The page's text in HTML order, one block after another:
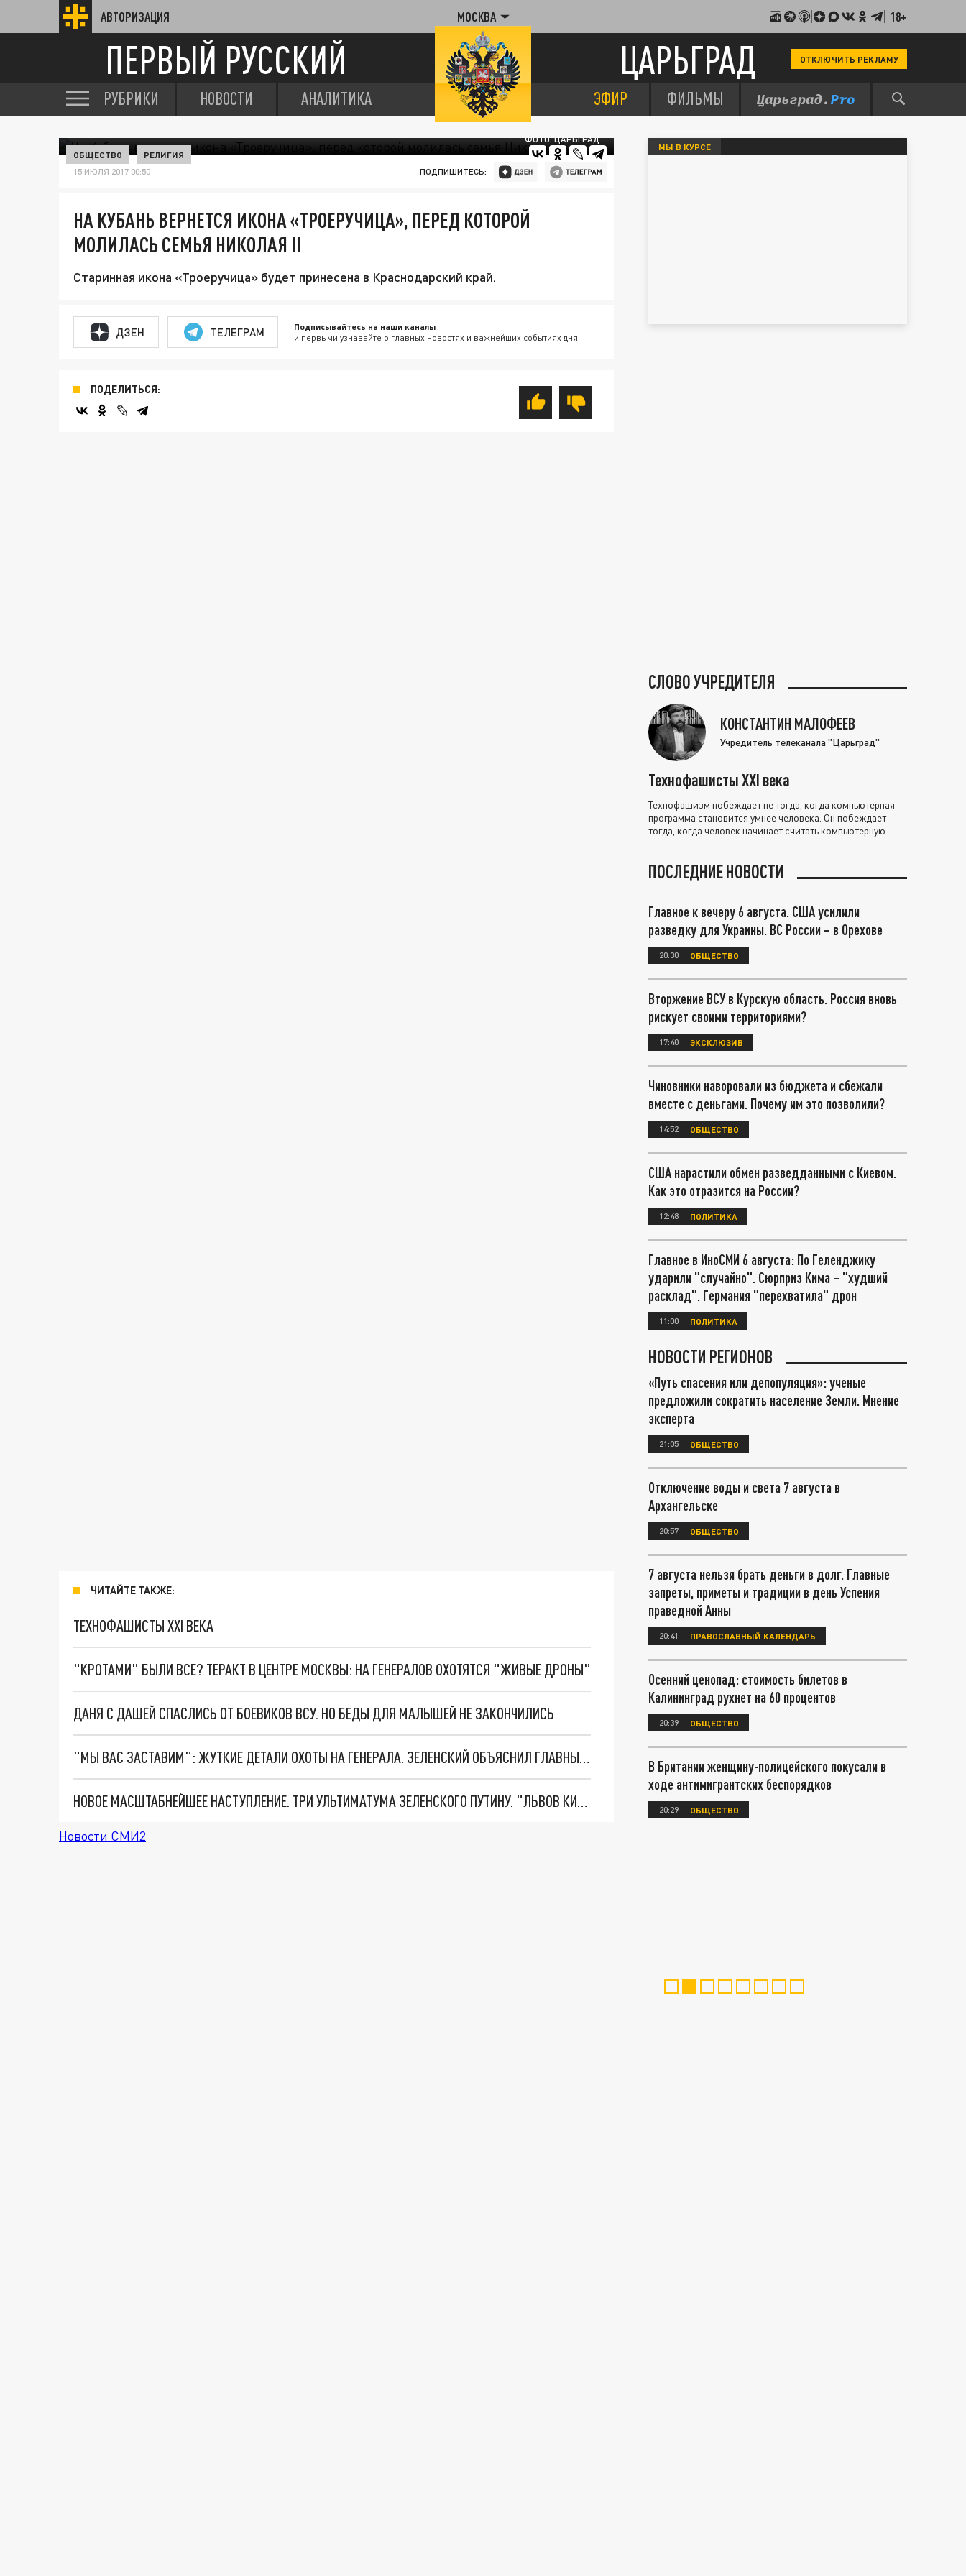
АВТОРИЗАЦИЯ МОСКВА 18+
ПЕРВЫЙ РУССКИЙ ЦАРЬГРАД ОТКЛЮЧИТЬ РЕКЛАМУ
РУБРИКИ НОВОСТИ АНАЛИТИКА ЭФИР ФИЛЬМЫ
ФОТО: ЦАРЬГРАД
ОБЩЕСТВО РЕЛИГИЯ
15 ИЮЛЯ 2017 00:50 ПОДПИШИТЕСЬ:
НА КУБАНЬ ВЕРНЕТСЯ ИКОНА «ТРОЕРУЧИЦА», ПЕРЕД КОТОРОЙ
МОЛИЛАСЬ СЕМЬЯ НИКОЛАЯ II
Старинная икона «Троеручица» будет принесена в Краснодарский край.
ДЗЕН ТЕЛЕГРАМ Подписывайтесь на наши каналы
и первыми узнавайте о главных новостях и важнейших событиях дня.
ПОДЕЛИТЬСЯ:
ЧИТАЙТЕ ТАКЖЕ:
ТЕХНОФАШИСТЫ XXI ВЕКА
"КРОТАМИ" БЫЛИ ВСЕ? ТЕРАКТ В ЦЕНТРЕ МОСКВЫ: НА ГЕНЕРАЛОВ ОХОТЯТСЯ "ЖИВЫЕ ДРОНЫ"
ДАНЯ С ДАШЕЙ СПАСЛИСЬ ОТ БОЕВИКОВ ВСУ. НО БЕДЫ ДЛЯ МАЛЫШЕЙ НЕ ЗАКОНЧИЛИСЬ
"МЫ ВАС ЗАСТАВИМ": ЖУТКИЕ ДЕТАЛИ ОХОТЫ НА ГЕНЕРАЛА. ЗЕЛЕНСКИЙ ОБЪЯСНИЛ ГЛАВНЫЙ СМЫСЛ ТЕРАКТА В ЦЕНТРЕ МОСКВЫ
НОВОЕ МАСШТАБНЕЙШЕЕ НАСТУПЛЕНИЕ. ТРИ УЛЬТИМАТУМА ЗЕЛЕНСКОГО ПУТИНУ. "ЛЬВОВ КИМА" ПОСТАВЯТ НА ПВО? ГЛОБАЛЬНЫЙ ПРОРЫВ ПОД ЗАПОРОЖЬЕМ
Новости СМИ2
МЫ В КУРСЕ
СЛОВО УЧРЕДИТЕЛЯ
КОНСТАНТИН МАЛОФЕЕВ
Учредитель телеканала "Царьград"
Технофашисты XXI века
Технофашизм побеждает не тогда, когда компьютерная
программа становится умнее человека. Он побеждает
тогда, когда человек начинает считать компьютерную
ПОСЛЕДНИЕ НОВОСТИ
Главное к вечеру 6 августа. США усилили
разведку для Украины. ВС России – в Орехове
20:30 ОБЩЕСТВО
Вторжение ВСУ в Курскую область. Россия вновь
рискует своими территориями?
17:40 ЭКСКЛЮЗИВ
Чиновники наворовали из бюджета и сбежали
вместе с деньгами. Почему им это позволили?
14:52 ОБЩЕСТВО
США нарастили обмен разведданными с Киевом.
Как это отразится на России?
12:48 ПОЛИТИКА
Главное в ИноСМИ 6 августа: По Геленджику
ударили "случайно". Сюрприз Кима – "худший
расклад". Германия "перехватила" дрон
11:00 ПОЛИТИКА
НОВОСТИ РЕГИОНОВ
«Путь спасения или депопуляция»: ученые
предложили сократить население Земли. Мнение
эксперта
21:05 ОБЩЕСТВО
Отключение воды и света 7 августа в
Архангельске
20:57 ОБЩЕСТВО
7 августа нельзя брать деньги в долг. Главные
запреты, приметы и традиции в день Успения
праведной Анны
20:41 ПРАВОСЛАВНЫЙ КАЛЕНДАРЬ
Осенний ценопад: стоимость билетов в
Калининград рухнет на 60 процентов
20:39 ОБЩЕСТВО
В Британии женщину-полицейского покусали в
ходе антимигрантских беспорядков
20:29 ОБЩЕСТВО